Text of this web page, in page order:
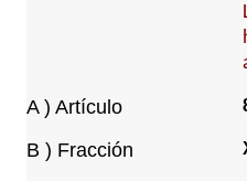
A ) Artículo
B ) Fracción